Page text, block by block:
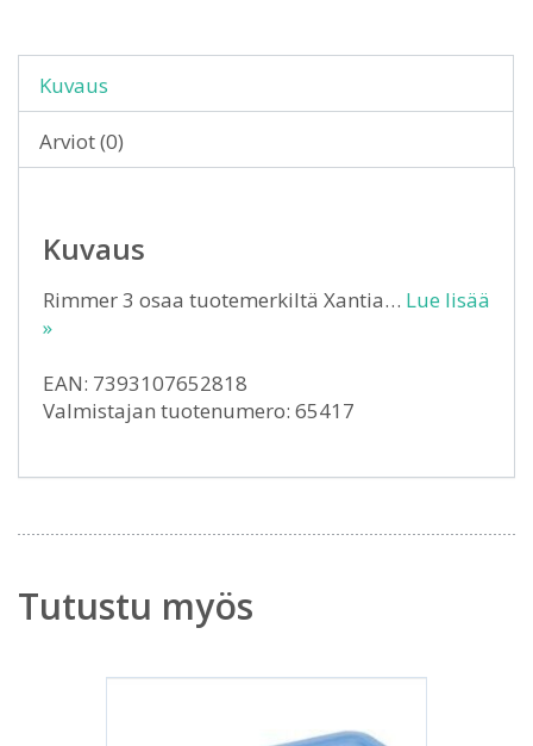
Kuvaus
Arviot (0)
Kuvaus
Rimmer 3 osaa tuotemerkiltä Xantia… Lue lisää
»
EAN: 7393107652818
Valmistajan tuotenumero: 65417
Tutustu myös